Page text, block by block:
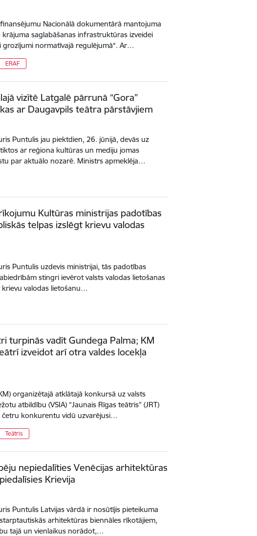
Nacionālā dokumentārā mantojuma
krājuma saglabāšanas infrastruktūras izveidei
grozījumi normatīvajā regulējumā*. Ar…
ERAF
vizītē Latgalē pārrunā “Gora”
ar Daugavpils teātra pārstāvjiem
Puntulis jau piektdien, 26. jūnijā, devās uz
ar reģiona kultūras un mediju jomas
par aktuālo nozarē. Ministrs apmeklēja…
Kultūras ministrijas padotības
telpas izslēgt krievu valodas
Puntulis uzdevis ministrijai, tās padotības
stingri ievērot valsts valodas lietošanas
krievu valodas lietošanu…
turpinās vadīt Gundega Palma; KM
izveidot arī otra valdes locekļa
organizētajā atklātajā konkursā uz valsts
atbildību (VSIA) “Jaunais Rīgas teātris” (JRT)
četru konkurentu vidū uzvarējusi…
Teātris
nepiedalīties Venēcijas arhitektūras
Krievija
Puntulis Latvijas vārdā ir nosūtījis pieteikuma
arhitektūras biennāles rīkotājiem,
tajā un vienlaikus norādot,…